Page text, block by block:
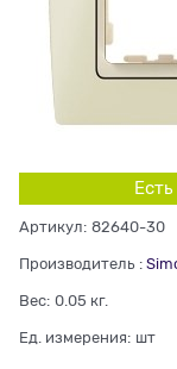
Артикул: 82640-30
Производитель :
Вес: 0.05 кг.
Ед. измерения: шт